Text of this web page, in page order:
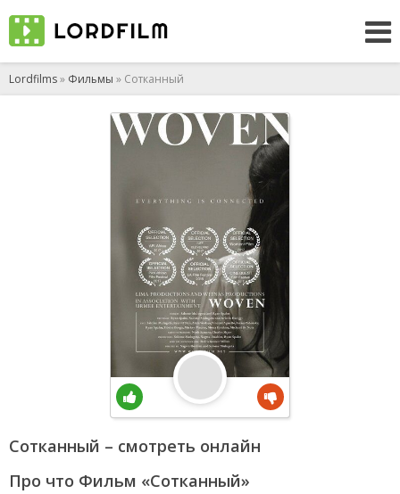
Lordfilms» Фильмы » Сотканный
Сотканный – смотреть онлайн
Про что Фильм «Сотканный»